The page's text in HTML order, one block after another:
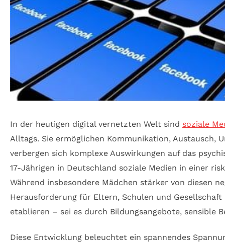
In der heutigen digital vernetzten Welt sind soziale
Alltags. Sie ermöglichen Kommunikation, Austausch,
verbergen sich komplexe Auswirkungen auf das
17-Jährigen in Deutschland soziale Medien in einer
Während insbesondere Mädchen stärker von diesen
Herausforderung für Eltern, Schulen und
etablieren – sei es durch Bildungsangebote, sensible
Diese Entwicklung beleuchtet ein spannendes